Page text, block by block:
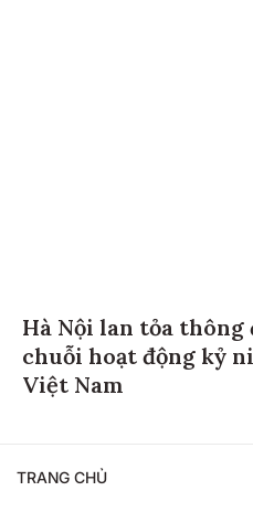
Hà Nội lan tỏa
chuỗi hoạt động kỷ
Việt Nam
TRANG CHỦ